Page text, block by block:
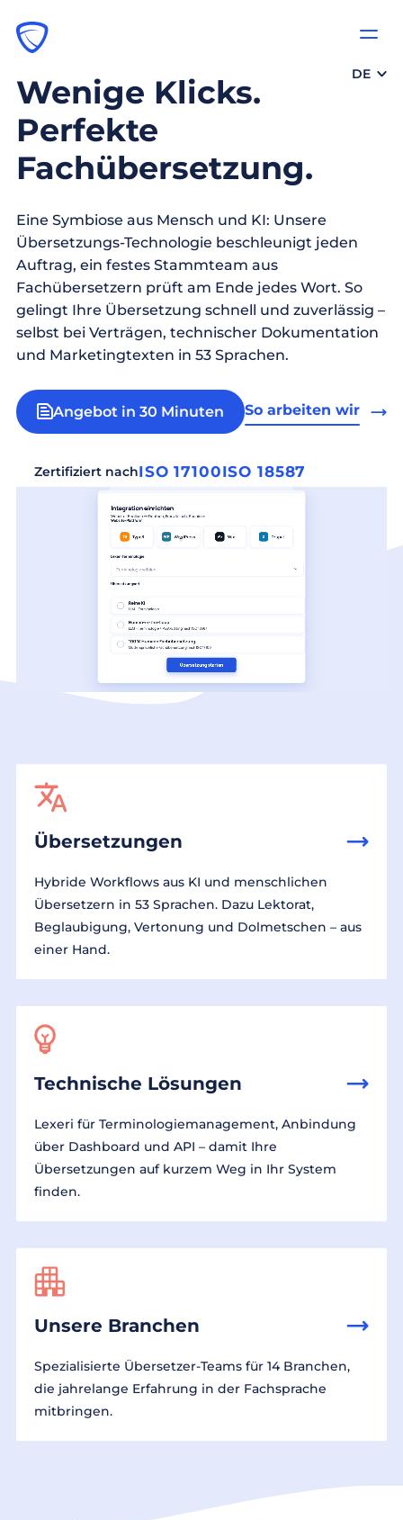
DE
Wenige Klicks.
Perfekte
Fachübersetzung.
Eine Symbiose aus Mensch und KI: Unsere
Übersetzungs-Technologie beschleunigt jeden
Auftrag, ein festes Stammteam aus
Fachübersetzern prüft am Ende jedes Wort. So
gelingt Ihre Übersetzung schnell und zuverlässig –
selbst bei Verträgen, technischer Dokumentation
und Marketingtexten in 53 Sprachen.
Angebot in 30 Minuten So arbeiten wir
Zertifiziert nachISO 17100ISO 18587
Übersetzungen
Hybride Workflows aus KI und menschlichen
Übersetzern in 53 Sprachen. Dazu Lektorat,
Beglaubigung, Vertonung und Dolmetschen – aus
einer Hand.
Technische Lösungen
Lexeri für Terminologiemanagement, Anbindung
über Dashboard und API – damit Ihre
Übersetzungen auf kurzem Weg in Ihr System
finden.
Unsere Branchen
Spezialisierte Übersetzer-Teams für 14 Branchen,
die jahrelange Erfahrung in der Fachsprache
mitbringen.